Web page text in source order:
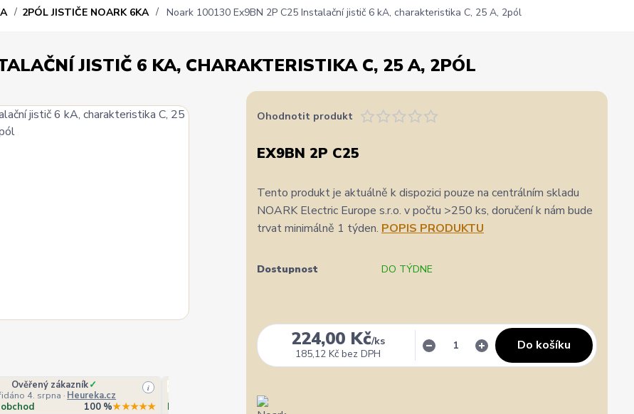
2PÓL JISTIČE NOARK 6KA Noark 100130 Ex9BN 2P C25 Instalační jistič 6 kA, charakteristika C, 25 A, 2pól
JISTIČ 6 KA, CHARAKTERISTIKA C, 25 A, 2PÓL
Ověřený zákazník✓
4. srpna · Heureka.cz
i
100 %★★★★★
Přidáno 4. srpna
Doporučuje obchod
Ohodnotit produkt
EX9BN 2P C25
Tento produkt je aktuálně k dispozici pouze na centrálním skladu
NOARK Electric Europe s.r.o. v počtu >250 ks, doručení k nám bude
trvat minimálně 1 týden. POPIS PRODUKTU
Dostupnost DO TÝDNE
224,00 Kč/ks
185,12 Kč bez DPH
Do košíku